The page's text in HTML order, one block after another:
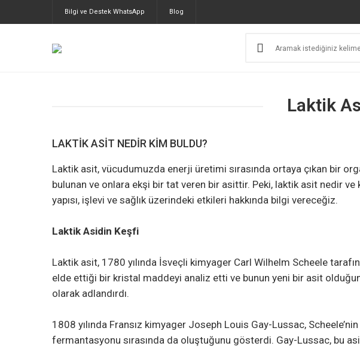
Bilgi ve Destek WhatsApp Blog
Laktik
LAKTIK ASIT NEDIR KIM BULDU?
Laktik asit, vücudumuzda enerji üretimi sırasında ortaya çıkan bir
bulunan ve onlara ekşi bir tat veren bir asittir. Peki, laktik asit nedir ve
yapısı, işlevi ve sağlık üzerindeki etkileri hakkında bilgi vereceğiz.
Laktik Asidin Keşfi
Laktik asit, 1780 yılında İsveçli kimyager Carl Wilhelm Scheele
elde ettiği bir kristal maddeyi analiz etti ve bunun yeni bir asit
olarak adlandırdı.
1808 yılında Fransız kimyager Joseph Louis Gay-Lussac,
fermantasyonu sırasında da oluştuğunu gösterdi. Gay-Lussac, bu